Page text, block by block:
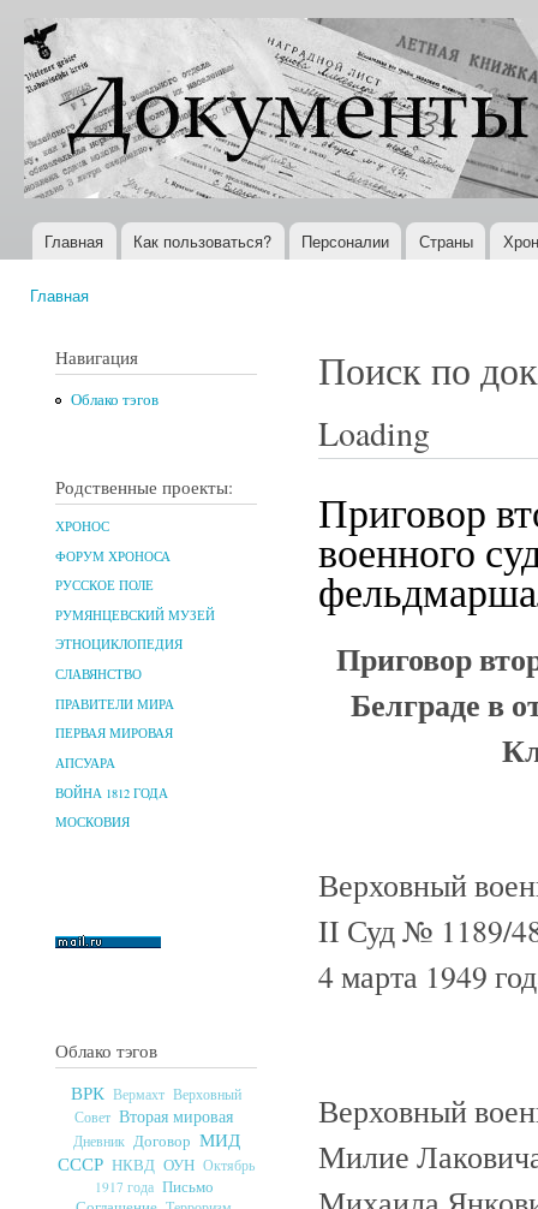
Документы
XX века
Всемирная
история в
Интернете
Главное меню
Главная Как пользоваться? Персоналии Страны
Главная
Навигация
Облако тэгов
Родственные проекты:
ХРОНОС
ФОРУМ ХРОНОСА
РУССКОЕ ПОЛЕ
РУМЯНЦЕВСКИЙ МУЗЕЙ
ЭТНОЦИКЛОПЕДИЯ
СЛАВЯНСТВО
ПРАВИТЕЛИ МИРА
ПЕРВАЯ МИРОВАЯ
АПСУАРА
ВОЙНА 1812 ГОДА
МОСКОВИЯ
Облако тэгов
ВРК Вермахт Верховный
Совет Вторая мировая
Дневник Договор МИД
СССР НКВД ОУН Октябрь
1917 года Письмо
Поиск по
Loading
Приговор
военного
Приговор
Белграде в
Верховный
II Суд № 1189/
4 марта 1949
Верховный
Милие